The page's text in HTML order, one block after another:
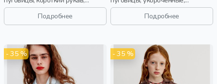
прямые, короткие, застежка,
лампасы, ажур, карман, воротник,
девочки, детиПодробнее
застежка, приталенные,
воротник, девочки,
старшеклассники, дети
Подробнее
- 35 % - 35 %